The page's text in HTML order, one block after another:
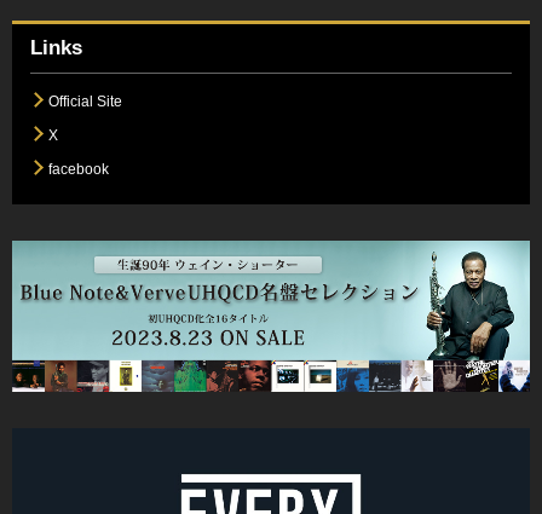
Links
Official Site
X
facebook